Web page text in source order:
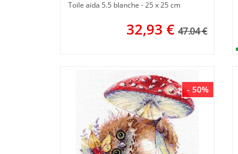
Toile aida 5.5 blanche - 25 x 25 cm
32,93 € 47.04 €
- 50%